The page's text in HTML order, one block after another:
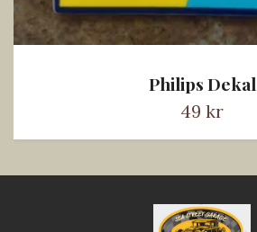
Philips Dekal
49 kr